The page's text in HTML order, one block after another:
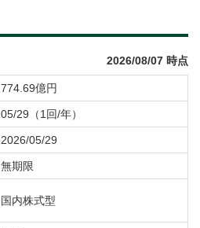
2026/08/07 時点
774.69億円
05/29（1回/年）
2026/05/29
無期限
国内株式型